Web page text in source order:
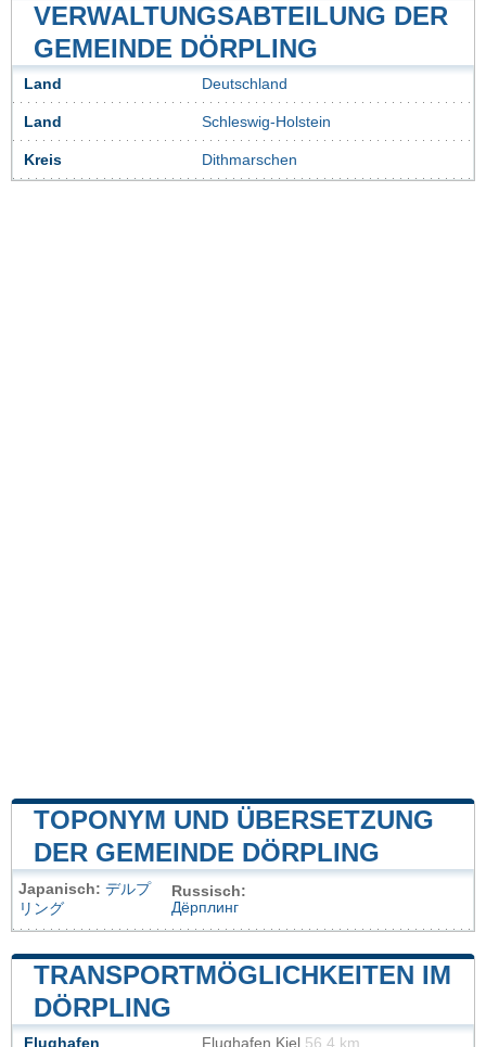
VERWALTUNGSABTEILUNG DER
GEMEINDE DÖRPLING
Land Deutschland
Land Schleswig-Holstein
Kreis Dithmarschen
TOPONYM UND ÜBERSETZUNG
DER GEMEINDE DÖRPLING
Japanisch: デルプ
リング
Russisch:
Дёрплинг
TRANSPORTMÖGLICHKEITEN IM
DÖRPLING
Flughafen Flughafen Kiel 56.4 km